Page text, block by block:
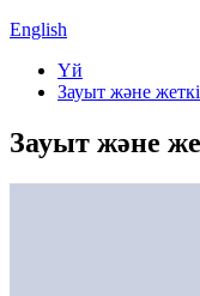
English
Үй
Зауыт және
Зауыт және